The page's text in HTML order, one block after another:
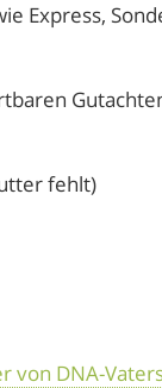
Express,
fehlt)
von DNA-